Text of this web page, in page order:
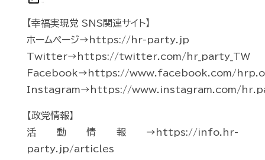
【幸福実現党 SNS関連サイト】
ホームページ→https://hr-party.jp
Twitter→https://twitter.com/hr_party_TW
Facebook→https://www.facebook.com/
Instagram→https://www.instagram.com/
【政党情報】
活動情報→https://info.hr-
party.jp/articles